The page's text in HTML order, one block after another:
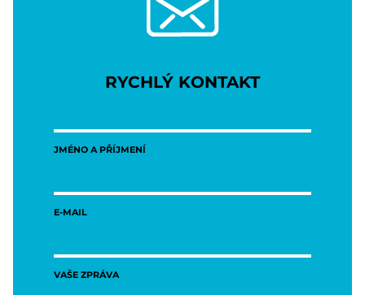
RYCHLÝ KONTAKT
JMÉNO A PŘÍJMENÍ
E-MAIL
VAŠE ZPRÁVA